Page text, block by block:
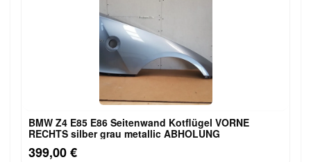
BMW Z4 E85 E86 Seitenwand Kotflügel VORNE
RECHTS silber grau metallic ABHOLUNG
399,00 €